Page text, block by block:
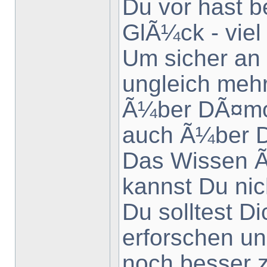
Du vor hast
GlÃ¼ck -
Um sicher
ungleich
Ã¼ber
auch Ã¼ber
Das Wissen
kannst Du
Du solltest
erforschen